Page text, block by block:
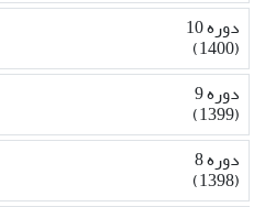
دوره 10
(1400)
دوره 9
(1399)
دوره 8
(1398)